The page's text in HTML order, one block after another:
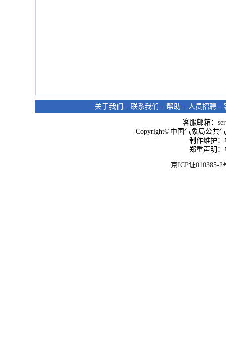
关于我们 - 联系我们 - 帮助 - 人员招聘 -
客服邮箱：
Copyright©中国气象局公共
制作维护
郑重声明
京ICP证010385-2